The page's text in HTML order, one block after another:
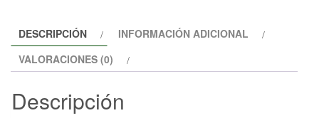
DESCRIPCIÓN
INFORMACIÓN ADICIONAL
VALORACIONES (0)
Descripción